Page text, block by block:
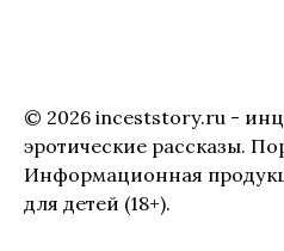
© 2026 inceststory.ru -
эротические рассказы.
Информационная
для детей (18+).